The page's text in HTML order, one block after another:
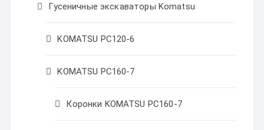
Гусеничные экскаваторы Komatsu
KOMATSU PC120-6
KOMATSU PC160-7
Коронки KOMATSU PC160-7